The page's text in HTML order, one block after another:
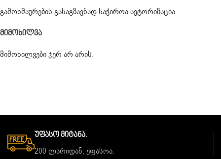
Მიმოხილვა
მიმოხილვები ჯერ არ არის.
გამოხმაურების გასაგზავნად საჭიროაავტორიზაცია.
Უფასო Მიტანა.
200 ლარიდან, უფასოა.